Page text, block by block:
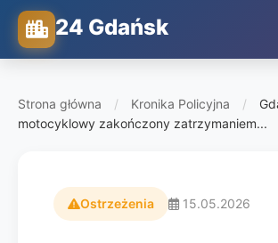
24 Gdańsk
Strona główna / Kronika Policyjna /
motocyklowy zakończony zatrzymaniem...
Ostrzeżenia 15.05.2026